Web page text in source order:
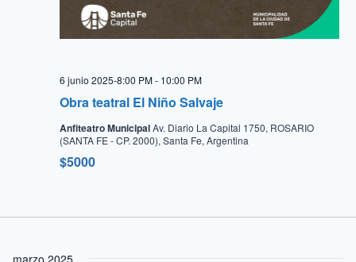
Obra teatral El Niño Salvaje
6 junio 2025-8:00 PM- 10:00 PM
Anfiteatro MunicipalAv. Diario La Capital 1750, ROSARIO
(SANTA FE - CP. 2000), Santa Fe, Argentina
$5000
marzo 2025